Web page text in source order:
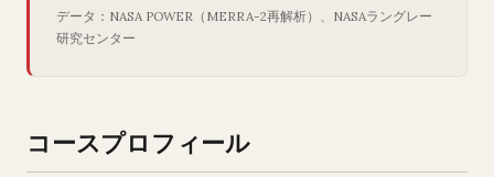
データ：NASA POWER（MERRA-2再解析）、NASAラングレー
研究センター
コースプロフィール